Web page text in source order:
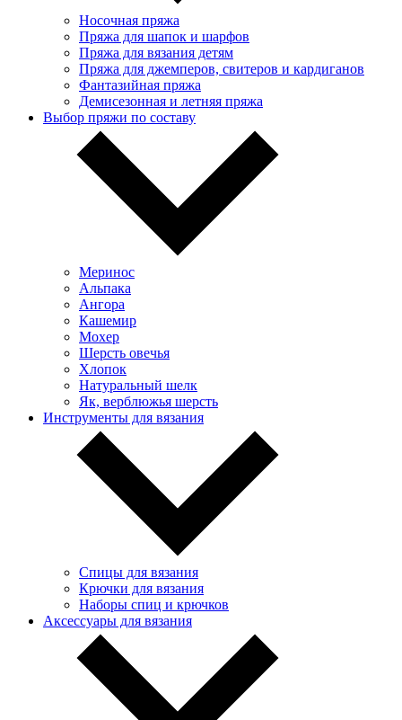
Носочная пряжа
Пряжа для шапок и шарфов
Пряжа для вязания детям
Пряжа для джемперов, свитеров и кардиганов
Фантазийная пряжа
Демисезонная и летняя пряжа
Выбор пряжи по составу
Меринос
Альпака
Ангора
Кашемир
Мохер
Шерсть овечья
Хлопок
Натуральный шелк
Як, верблюжья шерсть
Инструменты для вязания
Спицы для вязания
Крючки для вязания
Наборы спиц и крючков
Аксессуары для вязания